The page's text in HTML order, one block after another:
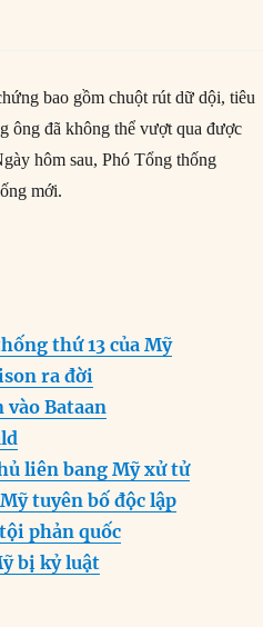
bao gồm chuột rút dữ dội, tiêu
ông đã không thể vượt qua được
hôm sau, Phó Tổng thống
mới.
thứ 13 của Mỹ
ra đời
Bataan
liên bang Mỹ xử tử
tuyên bố độc lập
phản quốc
bị kỷ luật